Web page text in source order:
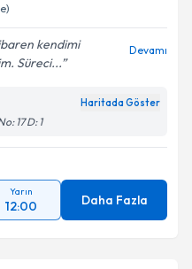
kendimi
Süreci...
Devamı
Haritada Göster
17 D: 1
Yarın
12:00 Daha Fazla